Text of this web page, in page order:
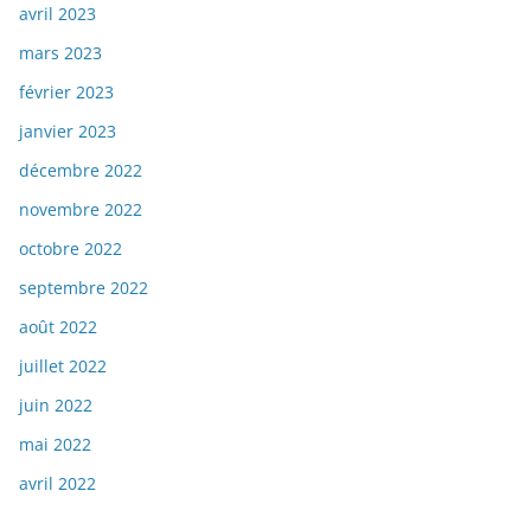
avril 2023
mars 2023
février 2023
janvier 2023
décembre 2022
novembre 2022
octobre 2022
septembre 2022
août 2022
juillet 2022
juin 2022
mai 2022
avril 2022